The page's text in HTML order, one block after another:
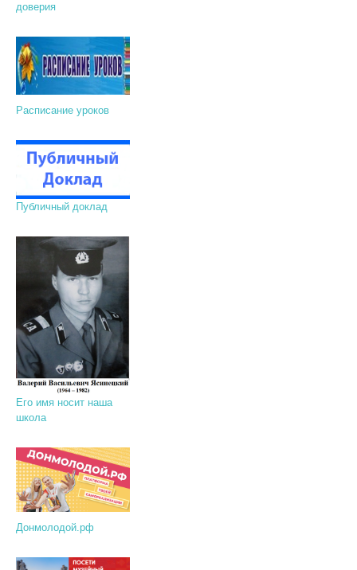
доверия
Расписание уроков
Публичный доклад
Его имя носит наша
школа
Донмолодой.рф